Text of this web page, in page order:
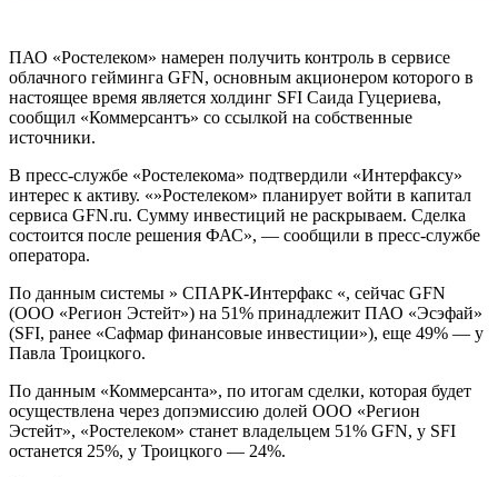
ПАО «Ростелеком» намерен получить контроль в сервисе
облачного гейминга GFN, основным акционером которого в
настоящее время является холдинг SFI Саида Гуцериева,
сообщил «Коммерсантъ» со ссылкой на собственные
источники.
В пресс-службе «Ростелекома» подтвердили «Интерфаксу»
интерес к активу. «»Ростелеком» планирует войти в капитал
сервиса GFN.ru. Сумму инвестиций не раскрываем. Сделка
состоится после решения ФАС», — сообщили в пресс-службе
оператора.
По данным системы » СПАРК-Интерфакс «, сейчас GFN
(ООО «Регион Эстейт») на 51% принадлежит ПАО «Эсэфай»
(SFI, ранее «Сафмар финансовые инвестиции»), еще 49% — у
Павла Троицкого.
По данным «Коммерсанта», по итогам сделки, которая будет
осуществлена через допэмиссию долей ООО «Регион
Эстейт», «Ростелеком» станет владельцем 51% GFN, у SFI
останется 25%, у Троицкого — 24%.